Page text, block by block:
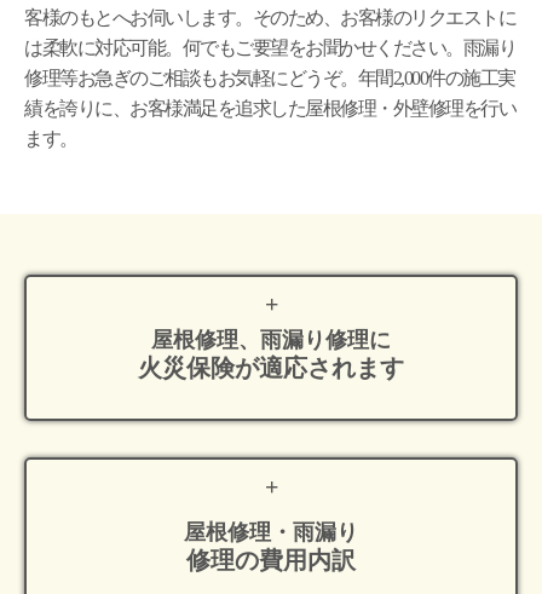
客様のもとへお伺いします。そのため、お客様のリクエストに
は柔軟に対応可能。何でもご要望をお聞かせください。雨漏り
修理等お急ぎのご相談もお気軽にどうぞ。年間2,000件の施工実
績を誇りに、お客様満足を追求した屋根修理・外壁修理を行い
ます。
屋根修理、雨漏り修理に
火災保険が適応されます
屋根修理・雨漏り
修理の費用内訳